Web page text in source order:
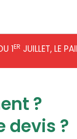
1ER JUILLET, LE
?
devis ?